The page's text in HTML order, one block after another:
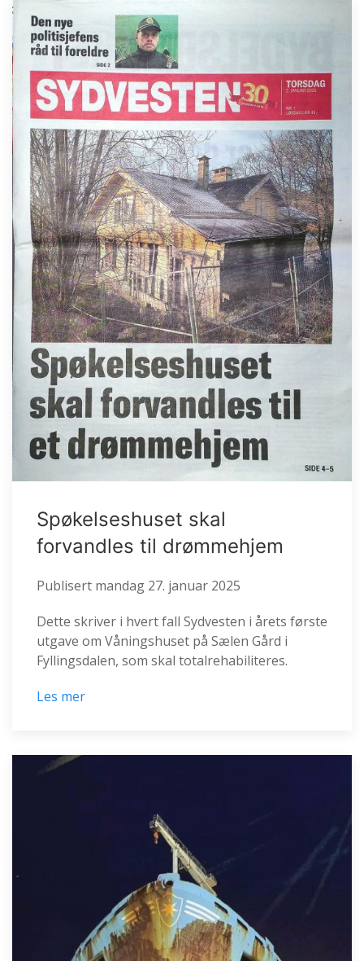
Spøkelseshuset skal
forvandles til drømmehjem
Publisert mandag 27. januar 2025
Dette skriver i hvert fall Sydvesten i årets første
utgave om Våningshuset på Sælen Gård i
Fyllingsdalen, som skal totalrehabiliteres.
Les mer